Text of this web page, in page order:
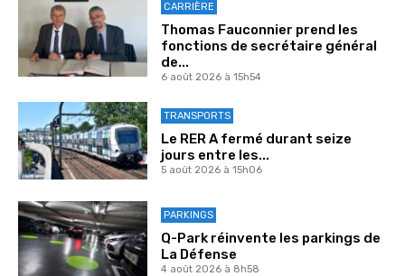
CARRIÈRE
Thomas Fauconnier prend les
fonctions de secrétaire général
de...
6 août 2026 à 15h54
TRANSPORTS
Le RER A fermé durant seize
jours entre les...
5 août 2026 à 15h06
PARKINGS
Q-Park réinvente les parkings de
La Défense
4 août 2026 à 8h58